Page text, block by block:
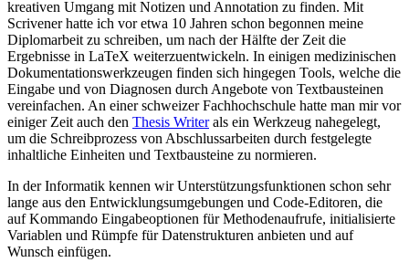
kreativen Umgang mit Notizen und Annotation zu finden. Mit
Scrivener hatte ich vor etwa 10 Jahren schon begonnen meine
Diplomarbeit zu schreiben, um nach der Hälfte der Zeit die
Ergebnisse in LaTeX weiterzuentwickeln. In einigen medizinischen
Dokumentationswerkzeugen finden sich hingegen Tools, welche die
Eingabe und von Diagnosen durch Angebote von Textbausteinen
vereinfachen. An einer schweizer Fachhochschule hatte man mir vor
einiger Zeit auch den Thesis Writerals ein Werkzeug nahegelegt,
um die Schreibprozess von Abschlussarbeiten durch festgelegte
inhaltliche Einheiten und Textbausteine zu normieren.
In der Informatik kennen wir Unterstützungsfunktionen schon sehr
lange aus den Entwicklungsumgebungen und Code-Editoren, die
auf Kommando Eingabeoptionen für Methodenaufrufe, initialisierte
Variablen und Rümpfe für Datenstrukturen anbieten und auf
Wunsch einfügen.